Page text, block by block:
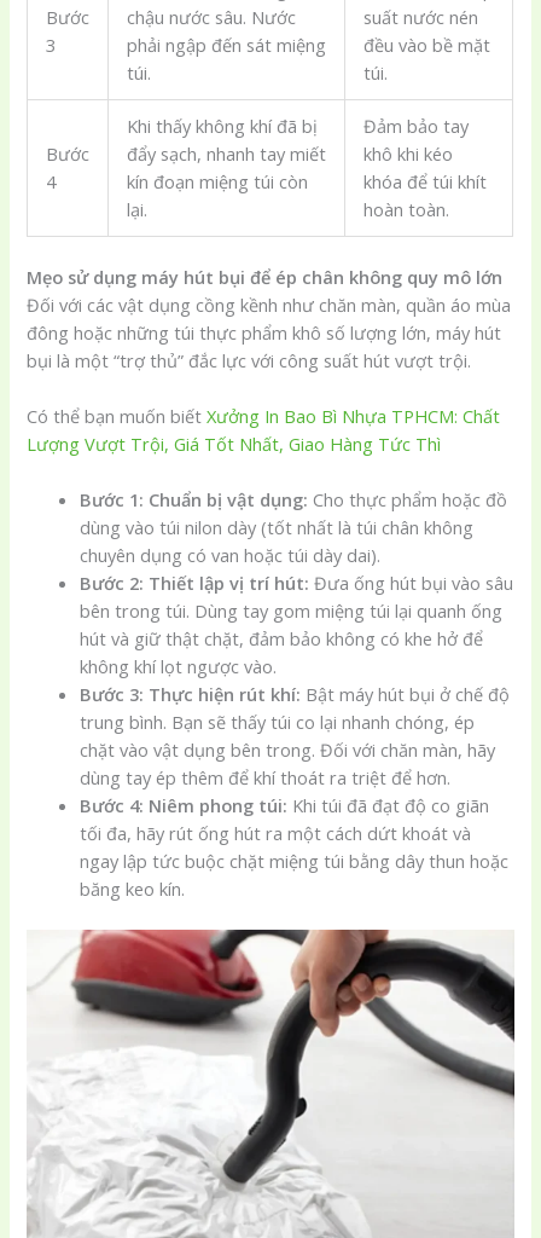
Bước
3
chậu nước sâu. Nước
phải ngập đến sát miệng
túi.
suất nước nén
đều vào bề mặt
túi.
Bước
4
Khi thấy không khí đã bị
đẩy sạch, nhanh tay miết
kín đoạn miệng túi còn
lại.
Đảm bảo tay
khô khi kéo
khóa để túi khít
hoàn toàn.
Mẹo sử dụng máy hút bụi để ép chân không quy mô lớn
Đối với các vật dụng cồng kềnh như chăn màn, quần áo mùa
đông hoặc những túi thực phẩm khô số lượng lớn, máy hút
bụi là một “trợ thủ” đắc lực với công suất hút vượt trội.
Có thể bạn muốn biếtXưởng In Bao Bì Nhựa TPHCM: Chất
Lượng Vượt Trội, Giá Tốt Nhất, Giao Hàng Tức Thì
Bước 1: Chuẩn bị vật dụng: Cho thực phẩm hoặc đồ
dùng vào túi nilon dày (tốt nhất là túi chân không
chuyên dụng có van hoặc túi dày dai).
Bước 2: Thiết lập vị trí hút: Đưa ống hút bụi vào sâu
bên trong túi. Dùng tay gom miệng túi lại quanh ống
hút và giữ thật chặt, đảm bảo không có khe hở để
không khí lọt ngược vào.
Bước 3: Thực hiện rút khí: Bật máy hút bụi ở chế độ
trung bình. Bạn sẽ thấy túi co lại nhanh chóng, ép
chặt vào vật dụng bên trong. Đối với chăn màn, hãy
dùng tay ép thêm để khí thoát ra triệt để hơn.
Bước 4: Niêm phong túi: Khi túi đã đạt độ co giãn
tối đa, hãy rút ống hút ra một cách dứt khoát và
ngay lập tức buộc chặt miệng túi bằng dây thun hoặc
băng keo kín.